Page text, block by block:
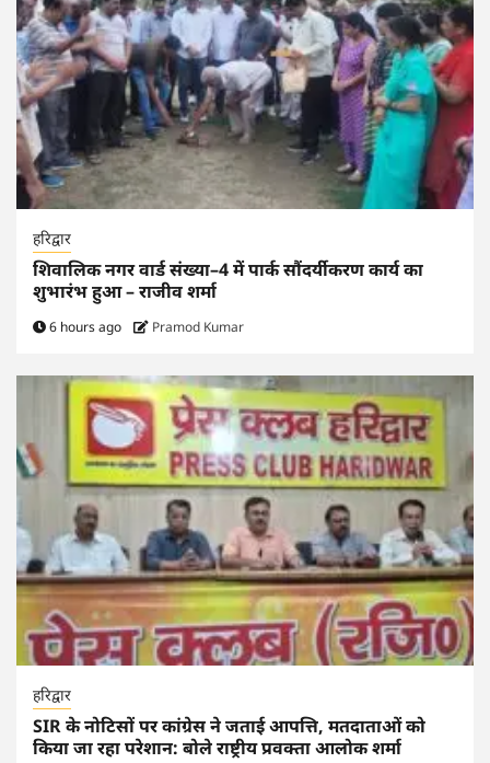
हरिद्वार
शिवालिक नगर वार्ड संख्या–4 में पार्क सौंदर्यीकरण कार्य का
शुभारंभ हुआ – राजीव शर्मा
6 hours ago Pramod Kumar
हरिद्वार
SIR के नोटिसों पर कांग्रेस ने जताई आपत्ति, मतदाताओं को
किया जा रहा परेशान: बोले राष्ट्रीय प्रवक्ता आलोक शर्मा